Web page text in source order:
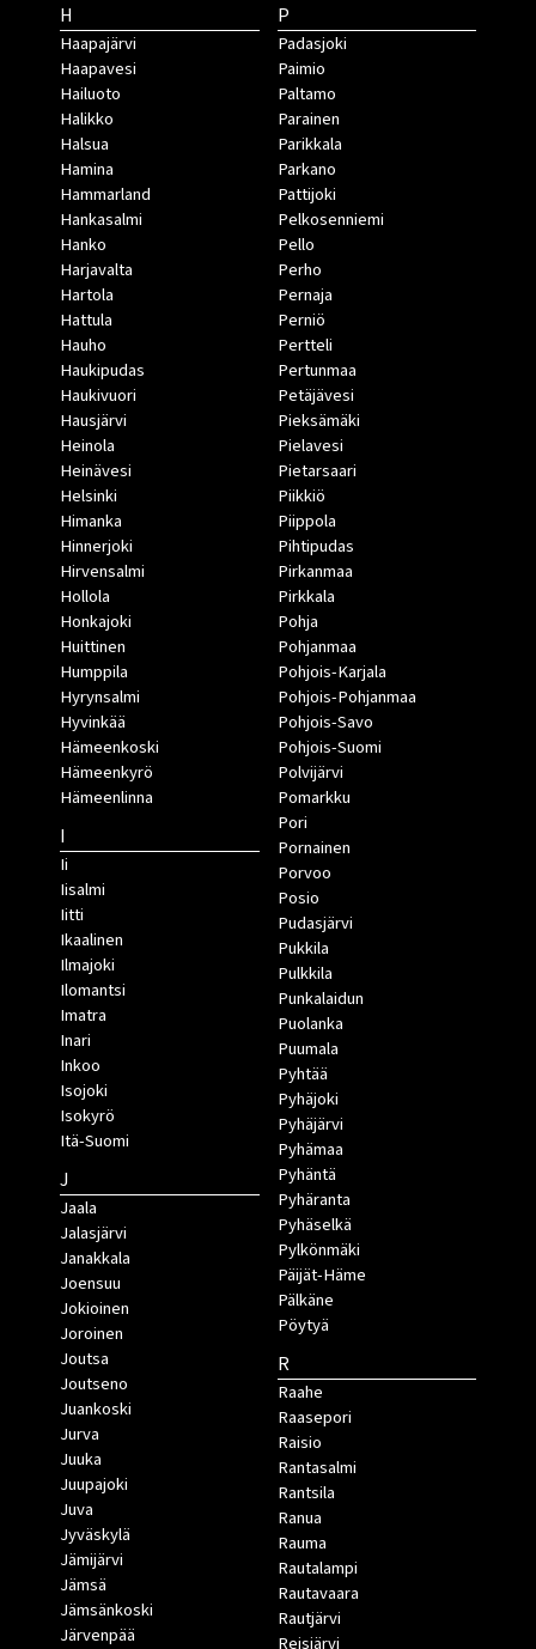
H
Haapajärvi
Haapavesi
Hailuoto
Halikko
Halsua
Hamina
Hammarland
Hankasalmi
Hanko
Harjavalta
Hartola
Hattula
Hauho
Haukipudas
Haukivuori
Hausjärvi
Heinola
Heinävesi
Helsinki
Himanka
Hinnerjoki
Hirvensalmi
Hollola
Honkajoki
Huittinen
Humppila
Hyrynsalmi
Hyvinkää
Hämeenkoski
Hämeenkyrö
Hämeenlinna
I
Ii
Iisalmi
Iitti
Ikaalinen
Ilmajoki
Ilomantsi
Imatra
Inari
Inkoo
Isojoki
Isokyrö
Itä-Suomi
J
Jaala
Jalasjärvi
Janakkala
Joensuu
Jokioinen
Joroinen
Joutsa
Joutseno
Juankoski
Jurva
Juuka
Juupajoki
Juva
Jyväskylä
Jämijärvi
Jämsä
Jämsänkoski
Järvenpää
P
Padasjoki
Paimio
Paltamo
Parainen
Parikkala
Parkano
Pattijoki
Pelkosenniemi
Pello
Perho
Pernaja
Perniö
Pertteli
Pertunmaa
Petäjävesi
Pieksämäki
Pielavesi
Pietarsaari
Piikkiö
Piippola
Pihtipudas
Pirkanmaa
Pirkkala
Pohja
Pohjanmaa
Pohjois-Karjala
Pohjois-Pohjanmaa
Pohjois-Savo
Pohjois-Suomi
Polvijärvi
Pomarkku
Pori
Pornainen
Porvoo
Posio
Pudasjärvi
Pukkila
Pulkkila
Punkalaidun
Puolanka
Puumala
Pyhtää
Pyhäjoki
Pyhäjärvi
Pyhämaa
Pyhäntä
Pyhäranta
Pyhäselkä
Pylkönmäki
Päijät-Häme
Pälkäne
Pöytyä
R
Raahe
Raasepori
Raisio
Rantasalmi
Rantsila
Ranua
Rauma
Rautalampi
Rautavaara
Rautjärvi
Reisjärvi